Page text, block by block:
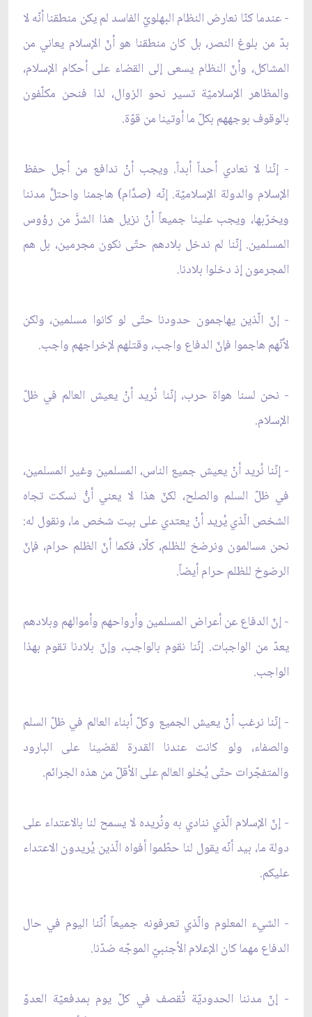
- عندما كنّا نعارض النظام البهلويّ الفاسد لم يكن منطقنا أنّه لا
بدّ من بلوغ النصر، بل كان منطقنا هو أنّ الإسلام يعاني من
المشاكل، وأنّ النظام يسعى إلى القضاء على أحكام الإسلام،
والمظاهر الإسلاميّة تسير نحو الزوال، لذا فنحن مكلّفون
بالوقوف بوجههم بكلّ ما أوتينا من قوّة.
- إنّنا لا نعادي أحداً أبداً. ويجب أنْ ندافع من أجل حفظ
الإسلام والدولة الإسلاميّة. إنّه (صدَّام) هاجمنا واحتلَّ مدننا
ويخرّبها، ويجب علينا جميعاً أنْ نزيل هذا الشرَّ من رؤوس
المسلمين. إنّنا لم ندخل بلادهم حتّى نكون مجرمين، بل هم
المجرمون إذ دخلوا بلادنا.
- إنّ الّذين يهاجمون حدودنا حتّى لو كانوا مسلمين، ولكن
لأنّهم هاجموا فإنّ الدفاع واجب، وقتلهم لإخراجهم واجب.
- نحن لسنا هواة حرب، إنّنا نُريد أنْ يعيش العالم في ظلّ
الإسلام.
- إنّنا نُريد أنْ يعيش جميع الناس، المسلمين وغير المسلمين،
في ظلّ السلم والصلح، لكنّ هذا لا يعني أنّْ نسكت تجاه
الشخص الّذي يُريد أنْ يعتدي على بيت شخص ما، ونقول له:
نحن مسالمون ونرضخ للظلم، كلّا، فكما أنّ الظلم حرام، فإنّ
الرضوخ للظلم حرام أيضاً.
- إنّ الدفاع عن أعراض المسلمين وأرواحهم وأموالهم وبلادهم
يعدّ من الواجبات. إنّنا نقوم بالواجب، وإنّ بلادنا تقوم بهذا
الواجب.
- إنّنا نرغب أنْ يعيش الجميع وكلّ أبناء العالم في ظلّ السلم
والصفاء، ولو كانت عندنا القدرة لقضينا على البارود
والمتفجّرات حتّى يُخلو العالم على الأقلّ من هذه الجرائم.
- إنّ الإسلام الّذي ننادي به ونُريده لا يسمح لنا بالاعتداء على
دولة ما، بيد أنّه يقول لنا حطّموا أفواه الّذين يُريدون الاعتداء
عليكم.
- الشيء المعلوم والّذي تعرفونه جميعاً أنّنا اليوم في حال
الدفاع مهما كان الإعلام الأجنبيّ الموجّه ضدّنا.
- إنّ مدننا الحدوديّة تُقصف في كلّ يوم بمدفعيّة العدوّ